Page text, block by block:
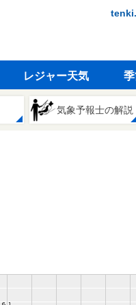
レジャー天気
気象予報士の解説